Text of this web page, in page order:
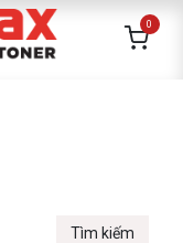
0
Tìm kiếm